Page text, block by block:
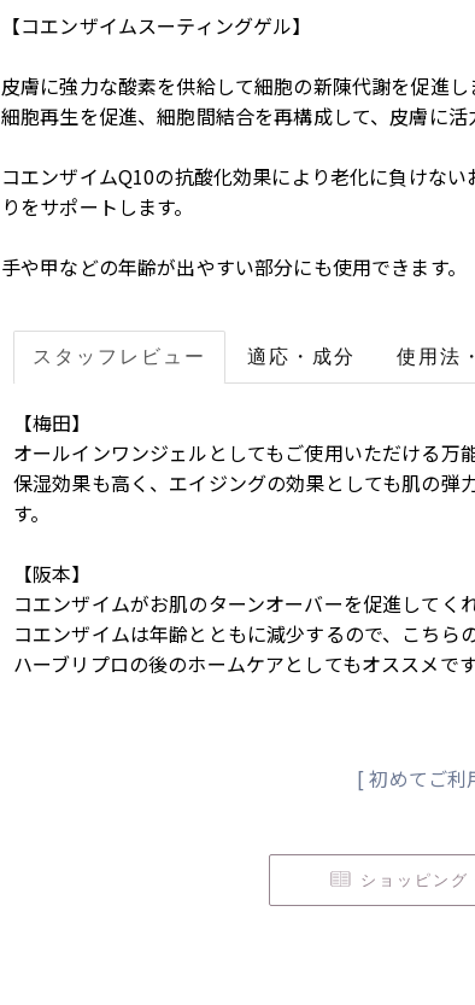
【コエンザイムスーティングゲル】
皮膚に強力な酸素を供給して細胞の新陳代謝を促進し
細胞再生を促進、細胞間結合を再構成して、皮膚に活
コエンザイムQ10の抗酸化効果により老化に負けな
りをサポートします。
手や甲などの年齢が出やすい部分にも使用できます。
スタッフ レビュー 適応 ・成分 使用法
【梅田】
オールインワンジェルとしてもご使用いただける万
保湿効果も高く、エイジングの効果としても肌の弾
す。
【阪本】
コエンザイムがお肌のターンオーバーを促進して
コエンザイムは年齢とともに減少するので、こちら
ハーブリプロの後のホームケアとしてもオススメで
[ 初めてご利
ショッピング